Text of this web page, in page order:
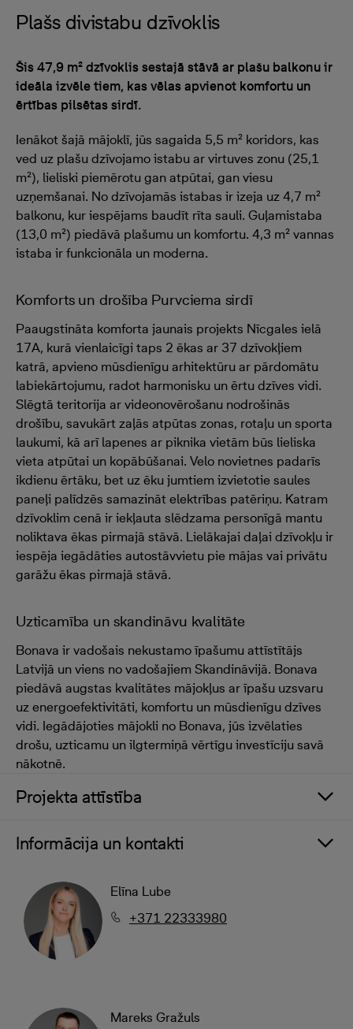
Plašs divistabu dzīvoklis
Šis 47,9 m² dzīvoklis sestajā stāvā ar plašu balkonu ir
ideāla izvēle tiem, kas vēlas apvienot komfortu un
ērtības pilsētas sirdī.
Ienākot šajā mājoklī, jūs sagaida 5,5 m² koridors, kas
ved uz plašu dzīvojamo istabu ar virtuves zonu (25,1
m²), lieliski piemērotu gan atpūtai, gan viesu
uzņemšanai. No dzīvojamās istabas ir izeja uz 4,7 m²
balkonu, kur iespējams baudīt rīta sauli. Guļamistaba
(13,0 m²) piedāvā plašumu un komfortu. 4,3 m² vannas
istaba ir funkcionāla un moderna.
Komforts un drošība Purvciema sirdī
Paaugstināta komforta jaunais projekts Nīcgales ielā
17A, kurā vienlaicīgi taps 2 ēkas ar 37 dzīvokļiem
katrā, apvieno mūsdienīgu arhitektūru ar pārdomātu
labiekārtojumu, radot harmonisku un ērtu dzīves vidi.
Slēgtā teritorija ar videonovērošanu nodrošinās
drošību, savukārt zaļās atpūtas zonas, rotaļu un sporta
laukumi, kā arī lapenes ar piknika vietām būs lieliska
vieta atpūtai un kopābūšanai. Velo novietnes padarīs
ikdienu ērtāku, bet uz ēku jumtiem izvietotie saules
paneļi palīdzēs samazināt elektrības patēriņu. Katram
dzīvoklim cenā ir iekļauta slēdzama personīgā mantu
noliktava ēkas pirmajā stāvā. Lielākajai daļai dzīvokļu ir
iespēja iegādāties autostāvvietu pie mājas vai privātu
garāžu ēkas pirmajā stāvā.
Uzticamība un skandināvu kvalitāte
Bonava ir vadošais nekustamo īpašumu attīstītājs
Latvijā un viens no vadošajiem Skandināvijā. Bonava
piedāvā augstas kvalitātes mājokļus ar īpašu uzsvaru
uz energoefektivitāti, komfortu un mūsdienīgu dzīves
vidi. Iegādājoties mājokli no Bonava, jūs izvēlaties
drošu, uzticamu un ilgtermiņā vērtīgu investīciju savā
nākotnē.
Projekta attīstība
Informācija un kontakti
Elīna Lube
+371 22333980
Mareks Gražuls